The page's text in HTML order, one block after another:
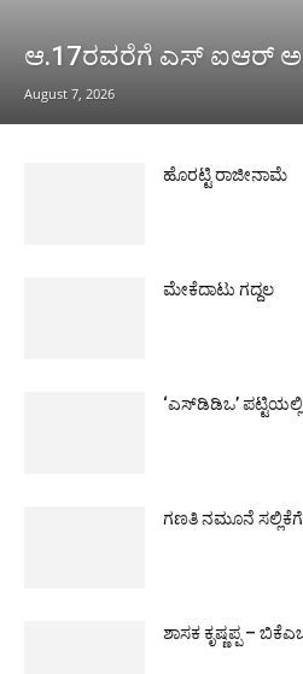
ಆ.17ರವರೆಗೆ ಎಸ್ ಐಆರ್
August 7, 2026
ಹೊರಟ್ಟಿ ರಾಜೀನಾಮೆ
ಮೇಕೆದಾಟು ಗದ್ದಲ
‘ಎಸ್‌ಡಿಡಿಒ’
ಗಣತಿ ನಮೂನೆ
ಶಾಸಕ ಕೃಷ್ಣಪ್ಪ –